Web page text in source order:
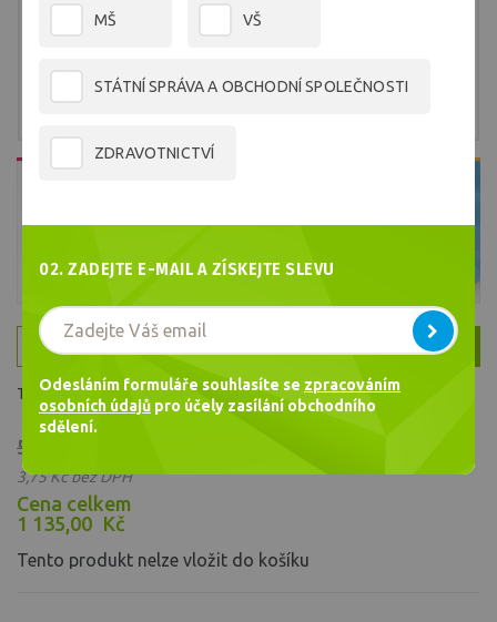
Balení 20 ks
Taška s rodokmenem, 100 % kraftový papír
5,45 Kč
3,75 Kč bez DPH
Cena celkem
1 135,00 Kč
Tento produkt nelze vložit do košíku
MŠ VŠ
STÁTNÍ SPRÁVA A OBCHODNÍ SPOLEČNOSTI
ZDRAVOTNICTVÍ
02. ZADEJTE E-MAIL A ZÍSKEJTE SLEVU
Odesláním formuláře souhlasíte se zpracováním
osobních údajů pro účely zasílání obchodního
sdělení.